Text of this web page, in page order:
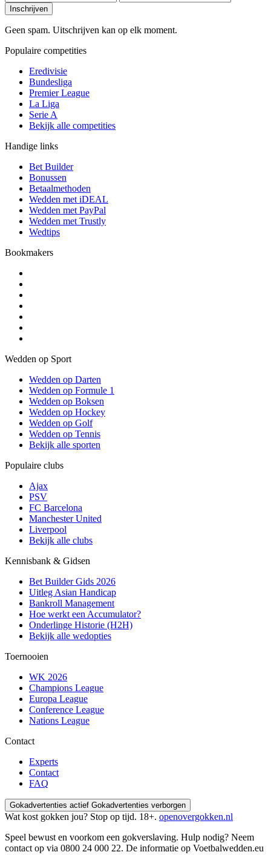
Inschrijven
Geen spam. Uitschrijven kan op elk moment.
Populaire competities
Eredivisie
Bundesliga
Premier League
La Liga
Serie A
Bekijk alle competities
Handige links
Bet Builder
Bonussen
Betaalmethoden
Wedden met iDEAL
Wedden met PayPal
Wedden met Trustly
Wedtips
Bookmakers
Wedden op Sport
Wedden op Darten
Wedden op Formule 1
Wedden op Boksen
Wedden op Hockey
Wedden op Golf
Wedden op Tennis
Bekijk alle sporten
Populaire clubs
Ajax
PSV
FC Barcelona
Manchester United
Liverpool
Bekijk alle clubs
Kennisbank & Gidsen
Bet Builder Gids 2026
Uitleg Asian Handicap
Bankroll Management
Hoe werkt een Accumulator?
Onderlinge Historie (H2H)
Bekijk alle wedopties
Toernooien
WK 2026
Champions League
Europa League
Conference League
Nations League
Contact
Experts
Contact
FAQ
Gokadvertenties actief Gokadvertenties verborgen
Wat kost gokken jou? Stop op tijd. 18+. openovergokken.nl
Speel bewust en voorkom een gokverslaving. Hulp nodig? Neem
contact op via 0800 24 000 22. De informatie op Voetbalwedden.eu